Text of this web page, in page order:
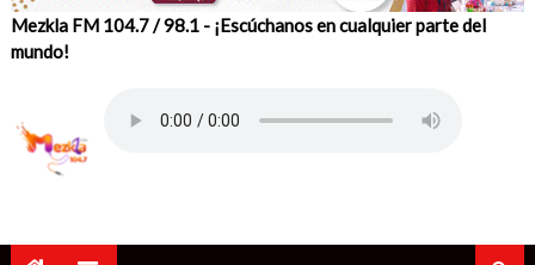
Mezkla FM 104.7 / 98.1 - ¡Escúchanos en cualquier parte del
mundo!